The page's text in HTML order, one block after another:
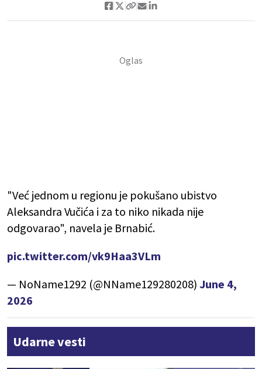
"Već jednom u regionu je pokušano ubistvo
Aleksandra Vučića i za to niko nikada nije
odgovarao", navela je Brnabić.
pic.twitter.com/vk9Haa3VLm
— NoName1292 (@NName129280208) June 4,
2026
Udarne vesti